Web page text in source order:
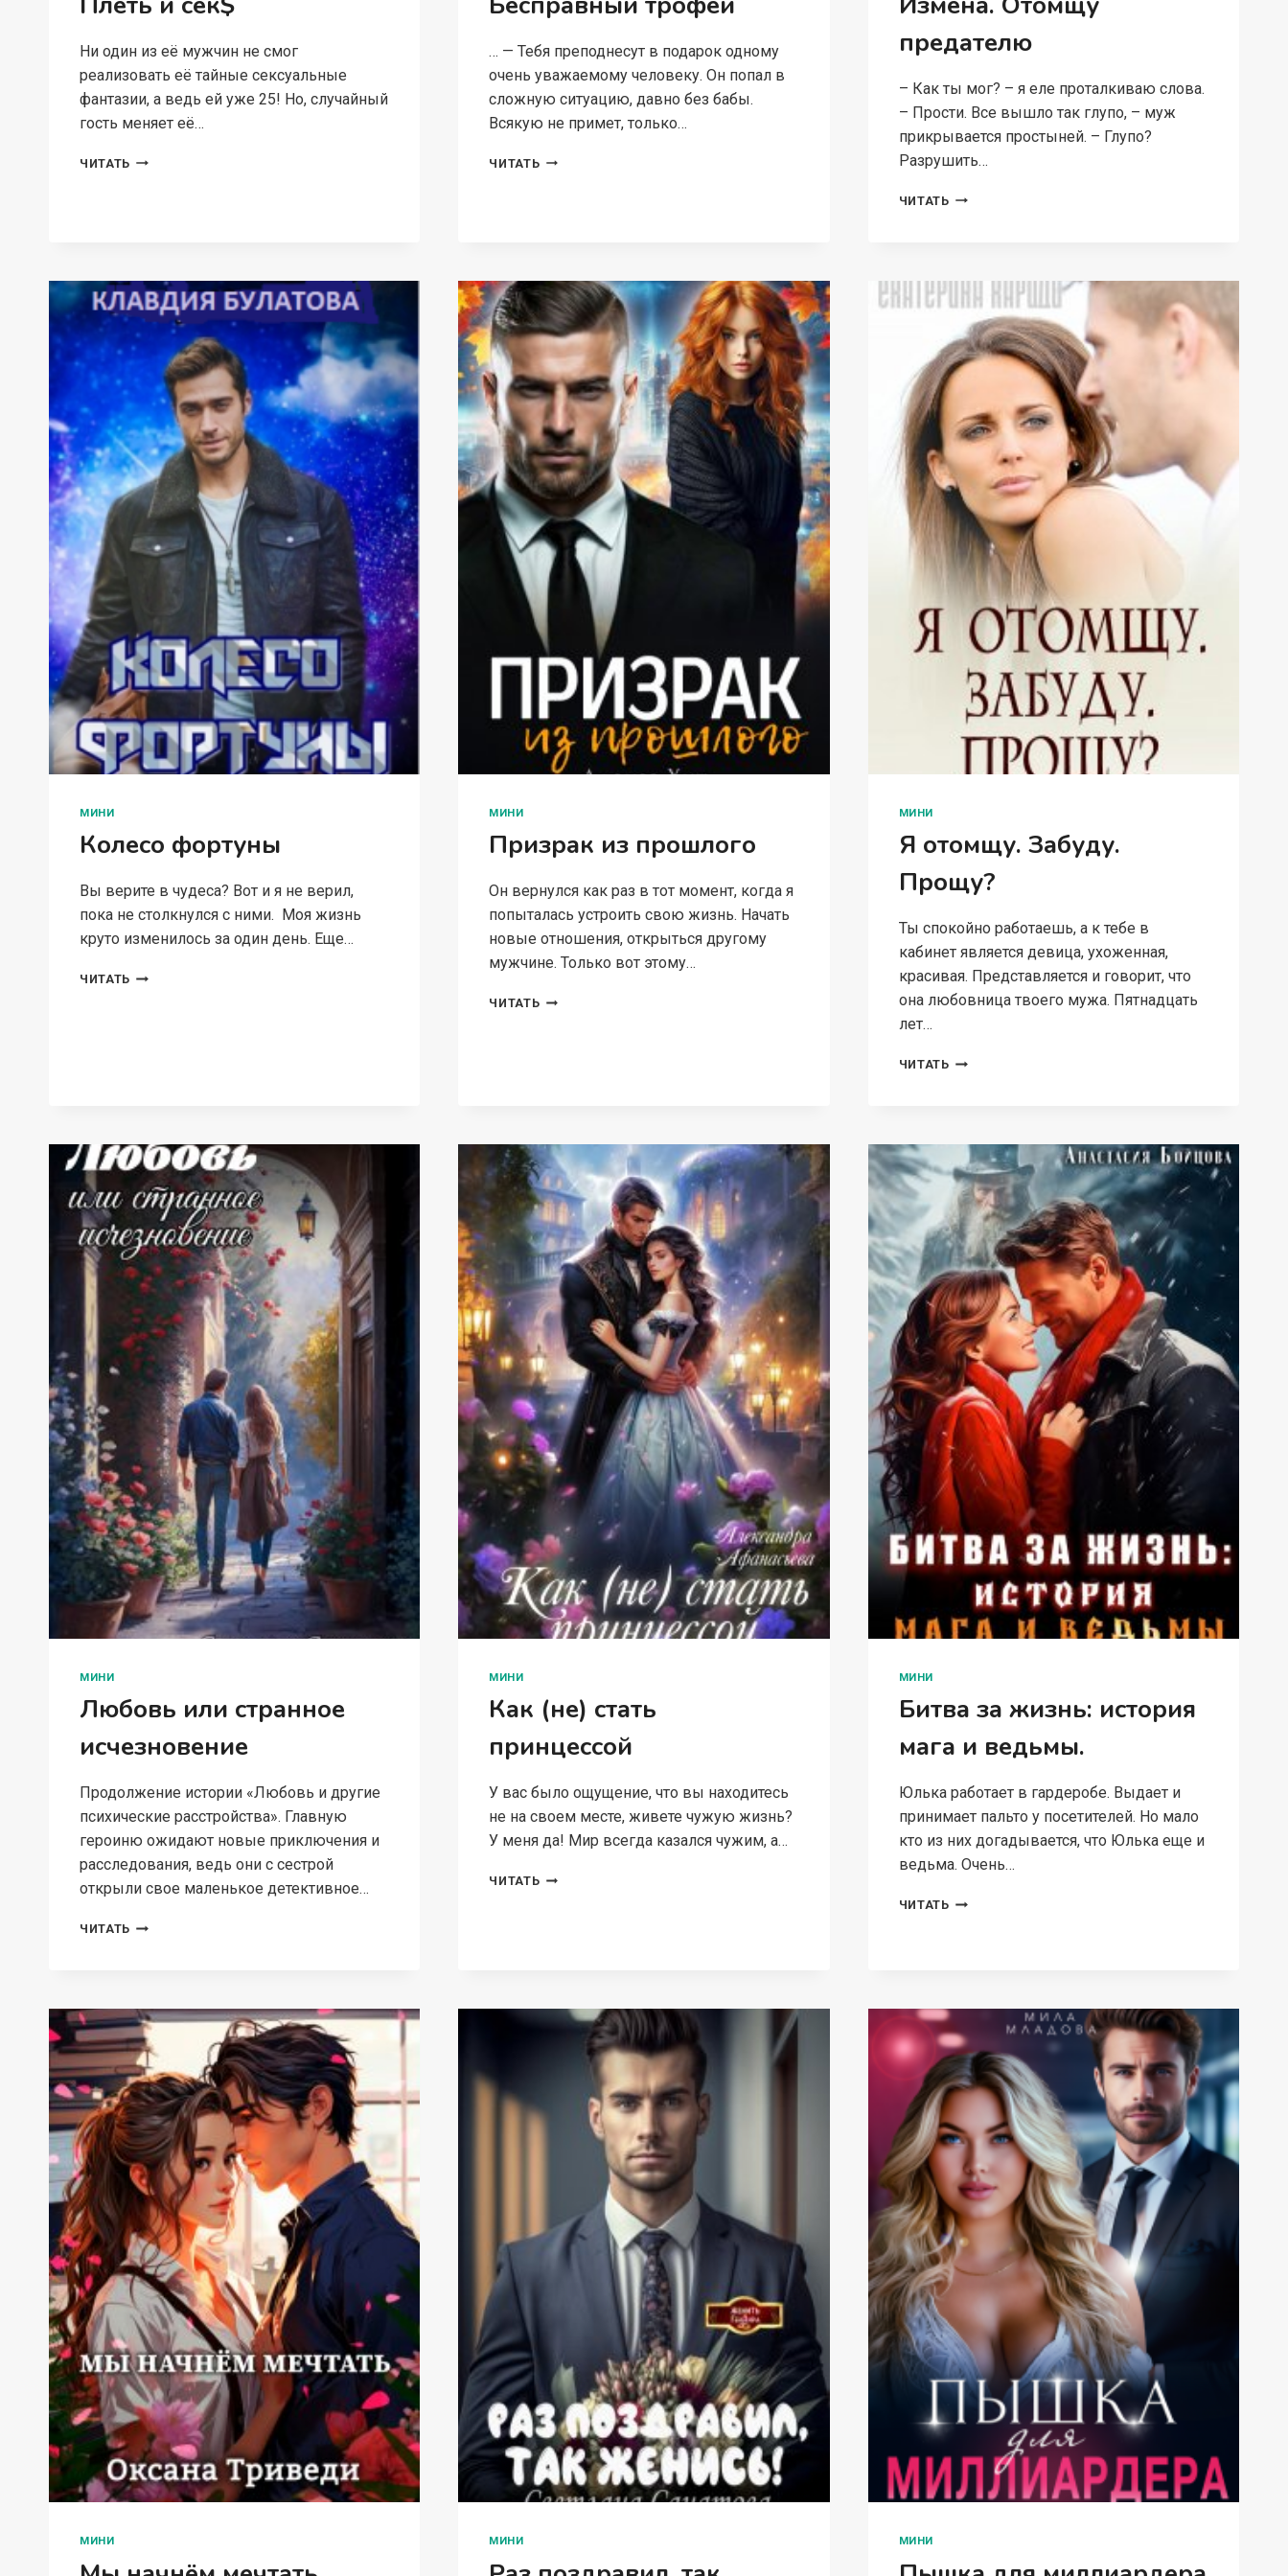
Ни один из её мужчин не смог
реализовать её тайные сексуальные
фантазии, а ведь ей уже 25! Но, случайный
гость меняет её…
ЧИТАТЬ ПЛЕТЬ
… — Тебя преподнесут в подарок одному
очень уважаемому человеку. Он попал в
сложную ситуацию, давно без бабы.
Всякую не примет, только…
ЧИТАТЬ БЕСПРАВНЫЙ
предателю
– Как ты мог? – я еле проталкиваю слова.
– Прости. Все вышло так глупо, – муж
прикрывается простыней. – Глупо?
Разрушить…
ЧИТАТЬ ИЗМЕНА.
МИНИ
Колесо фортуны
Вы верите в чудеса? Вот и я не верил,
пока не столкнулся с ними. Моя жизнь
круто изменилось за один день. Еще…
ЧИТАТЬ КОЛЕСО
МИНИ
Призрак из прошлого
Он вернулся как раз в тот момент, когда я
попыталась устроить свою жизнь. Начать
новые отношения, открыться другому
мужчине. Только вот этому…
ЧИТАТЬ ПРИЗРАК
МИНИ
Я отомщу. Забуду.
Прощу?
Ты спокойно работаешь, а к тебе в
кабинет является девица, ухоженная,
красивая. Представляется и говорит, что
она любовница твоего мужа. Пятнадцать
лет…
ЧИТАТЬ Я
МИНИ
Любовь или странное
исчезновение
Продолжение истории «Любовь и другие
психические расстройства». Главную
героиню ожидают новые приключения и
расследования, ведь они с сестрой
открыли свое маленькое детективное…
ЧИТАТЬ ЛЮБОВЬ
МИНИ
Как (не) стать
принцессой
У вас было ощущение, что вы находитесь
не на своем месте, живете чужую жизнь?
У меня да! Мир всегда казался чужим, а…
ЧИТАТЬ КАК
МИНИ
Битва за жизнь: история
мага и ведьмы.
Юлька работает в гардеробе. Выдает и
принимает пальто у посетителей. Но мало
кто из них догадывается, что Юлька еще и
ведьма. Очень…
ЧИТАТЬ БИТВА
ВЕДЬМЫ.
МИНИ МИНИ МИНИ